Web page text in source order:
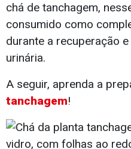
chá de tanchagem,
consumido como
durante a recuperação
urinária.
A seguir, aprenda a
tanchagem!